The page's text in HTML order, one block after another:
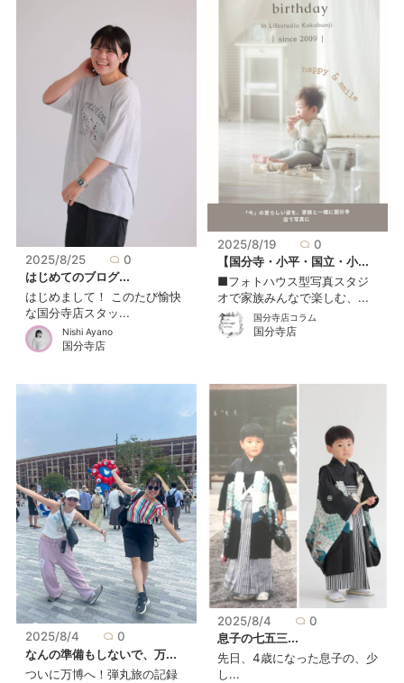
2025/8/25
0
はじめてのブログ...
はじめまして！ このたび愉快
な国分寺店スタッ...
Nishi Ayano
国分寺店
2025/8/19
0
【国分寺・小平・国立・小...
■フォトハウス型写真スタジ
オで家族みんなで楽しむ、...
国分寺店コラム
国分寺店
2025/8/4
0
なんの準備もしないで、万...
ついに万博へ！弾丸旅の記録
2025/8/4
0
息子の七五三...
先日、4歳になった息子の、少
し...